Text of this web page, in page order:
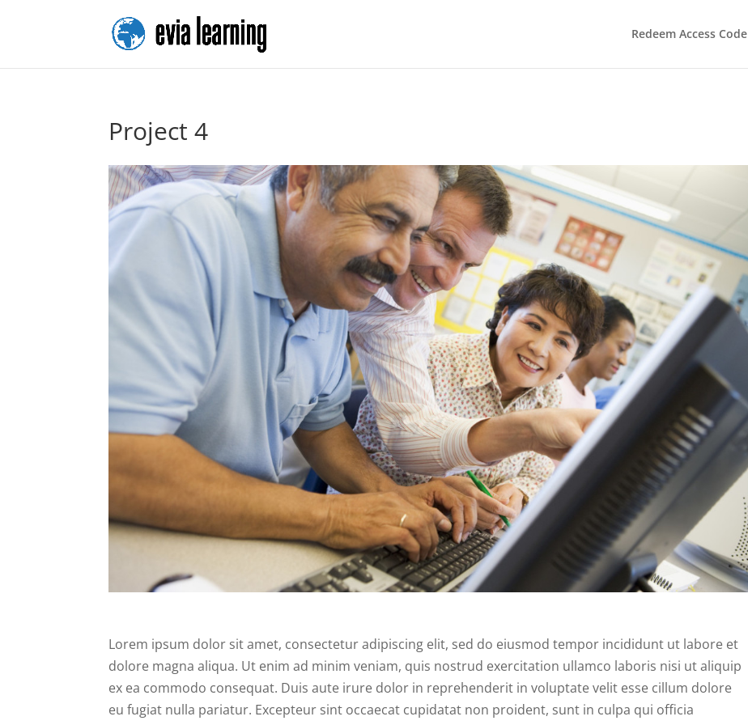
Redeem Access Code
Project 4
Lorem ipsum dolor sit amet, consectetur adipiscing elit, sed do eiusmod tempor incididunt ut labore et
dolore magna aliqua. Ut enim ad minim veniam, quis nostrud exercitation ullamco laboris nisi ut aliquip
ex ea commodo consequat. Duis aute irure dolor in reprehenderit in voluptate velit esse cillum dolore
eu fugiat nulla pariatur. Excepteur sint occaecat cupidatat non proident, sunt in culpa qui officia